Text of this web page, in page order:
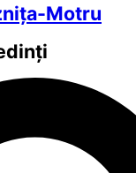
Motru